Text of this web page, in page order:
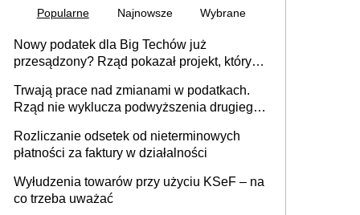
Popularne Najnowsze Wybrane
Nowy podatek dla Big Techów już
przesądzony? Rząd pokazał projekt, który
Trwają prace nad zmianami w podatkach.
Rząd nie wyklucza podwyższenia drugiego
Rozliczanie odsetek od nieterminowych
płatności za faktury w działalności
Wyłudzenia towarów przy użyciu KSeF – na
co trzeba uważać